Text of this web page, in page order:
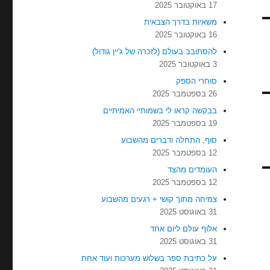
17 באוקטובר 2025
משאיות בדרך הצבאית
16 באוקטובר 2025
להסתובב בעולם (לזכרה של ג'יין גודול)
3 באוקטובר 2025
סוחרי הספק
26 בספטמבר 2025
בבקשה קראו לי בשמותיי האמיתיים
19 בספטמבר 2025
סוף, התחלה ודברים מהשבוע
12 בספטמבר 2025
העומדים מהצד
12 בספטמבר 2025
צמיחה מתוך קושי + רגעים מהשבוע
31 באוגוסט 2025
אלוף עולם ליום אחד
31 באוגוסט 2025
על כתיבת ספר בשלוש מערכות ועוד אחת